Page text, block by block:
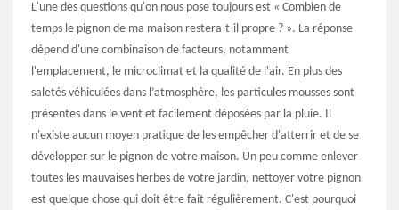
L'une des questions qu'on nous pose toujours est « Combien de
temps le pignon de ma maison restera-t-il propre ? ». La réponse
dépend d'une combinaison de facteurs, notamment
l'emplacement, le microclimat et la qualité de l'air. En plus des
saletés véhiculées dans l’atmosphère, les particules mousses sont
présentes dans le vent et facilement déposées par la pluie. Il
n'existe aucun moyen pratique de les empêcher d'atterrir et de se
développer sur le pignon de votre maison. Un peu comme enlever
toutes les mauvaises herbes de votre jardin, nettoyer votre pignon
est quelque chose qui doit être fait régulièrement. C'est pourquoi